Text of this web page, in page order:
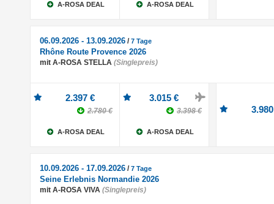
A-ROSA DEAL A-ROSA DEAL
06.09.2026 - 13.09.2026 /7 Tage
Rhône Route Provence 2026
mit A-ROSA STELLA (Singlepreis)
2.397 €
2.780 €
A-ROSA DEAL
3.015 €
3.398 €
A-ROSA DEAL
10.09.2026 - 17.09.2026 /7 Tage
Seine Erlebnis Normandie 2026
mit A-ROSA VIVA (Singlepreis)